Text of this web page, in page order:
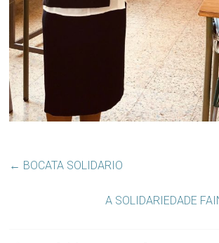
← BOCATA SOLIDARIO
A SOLIDARIEDADE